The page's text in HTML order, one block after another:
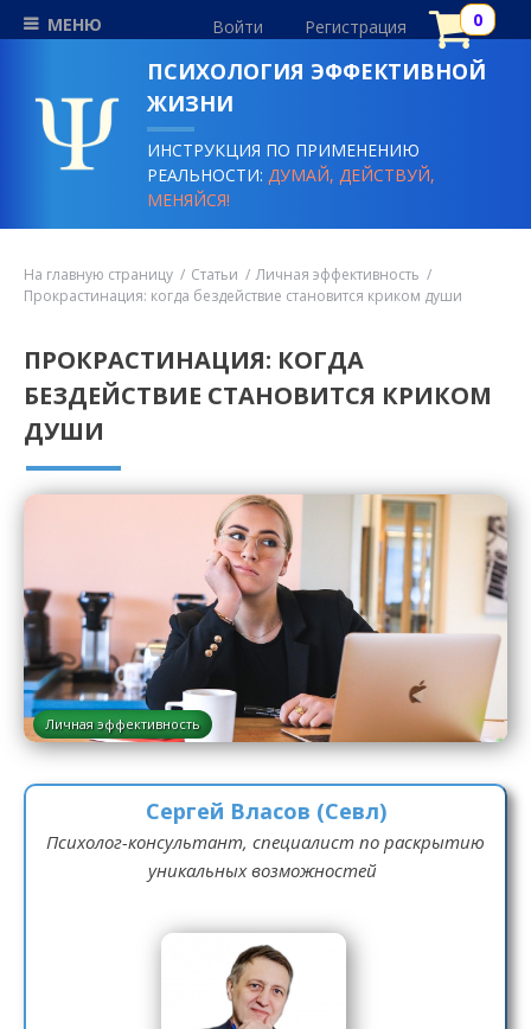
МЕНЮ Войти Регистрация
ПСИХОЛОГИЯ ЭФФЕКТИВНОЙ
ЖИЗНИ
ИНСТРУКЦИЯ ПО ПРИМЕНЕНИЮ
РЕАЛЬНОСТИ:ДУМАЙ, ДЕЙСТВУЙ,
МЕНЯЙСЯ!
На главную страницу Статьи
Личная эффективность
Прокрастинация: когда бездействие становится криком души
ПРОКРАСТИНАЦИЯ: КОГДА
БЕЗДЕЙСТВИЕ СТАНОВИТСЯ КРИКОМ
ДУШИ
Личная эффективность
Сергей Власов (Севл)
Психолог-консультант, специалист по раскрытию
уникальных возможностей